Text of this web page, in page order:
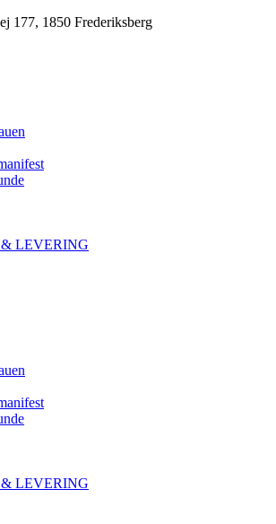
177, 1850 Frederiksberg
LEVERING
LEVERING